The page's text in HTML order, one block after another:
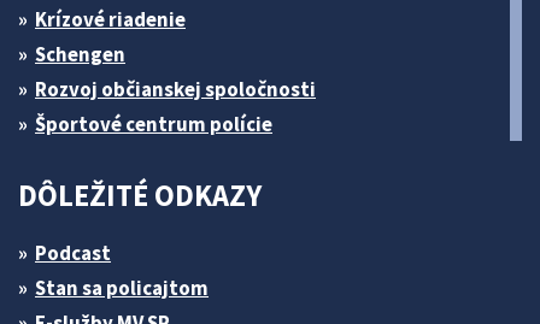
Krízové riadenie
Schengen
Rozvoj občianskej spoločnosti
Športové centrum polície
DÔLEŽITÉ ODKAZY
Podcast
Stan sa policajtom